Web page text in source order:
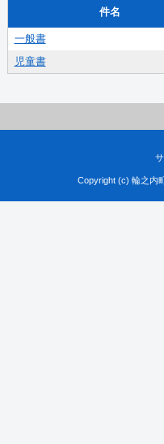
件名
一般書
児童書
Copyright (c) 輪之内